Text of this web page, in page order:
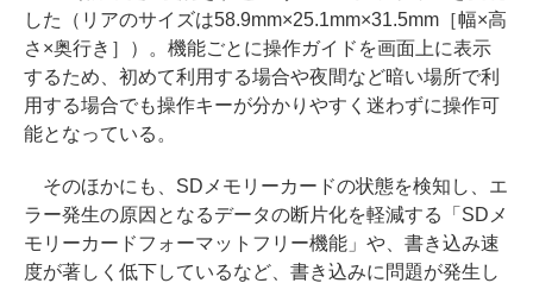
した（リアのサイズは58.9mm×25.1mm×31.5mm［幅×高
さ×奥行き］）。機能ごとに操作ガイドを画面上に表示
するため、初めて利用する場合や夜間など暗い場所で利
用する場合でも操作キーが分かりやすく迷わずに操作可
能となっている。
そのほかにも、SDメモリーカードの状態を検知し、エ
ラー発生の原因となるデータの断片化を軽減する「SDメ
モリーカードフォーマットフリー機能」や、書き込み速
度が著しく低下しているなど、書き込みに問題が発生し